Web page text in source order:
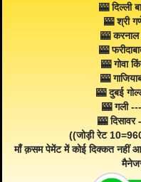
🎰 दिल्ली
🎰 श्री
🎰
🎰
🎰 गोवा
🎰
🎰 दुबई
🎰 गली
🎰
((जोड़ी रेट
माँ क़सम पेमेंट में कोई दिक्कत नहीं